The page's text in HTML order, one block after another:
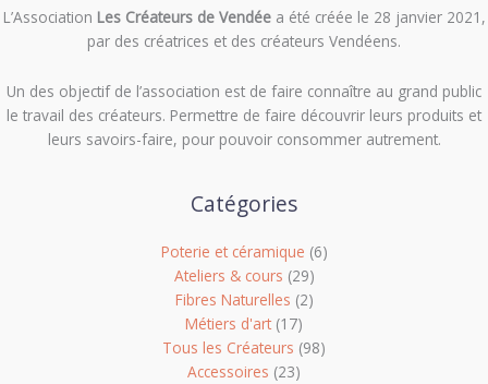
L’Association Les Créateurs de Vendée a été créée le 28 janvier 2021,
par des créatrices et des créateurs Vendéens.
Un des objectif de l’association est de faire connaître au grand public
le travail des créateurs. Permettre de faire découvrir leurs produits et
leurs savoirs-faire, pour pouvoir consommer autrement.
Catégories
Poterie et céramique (6)
Ateliers & cours (29)
Fibres Naturelles (2)
Métiers d'art (17)
Tous les Créateurs (98)
Accessoires (23)